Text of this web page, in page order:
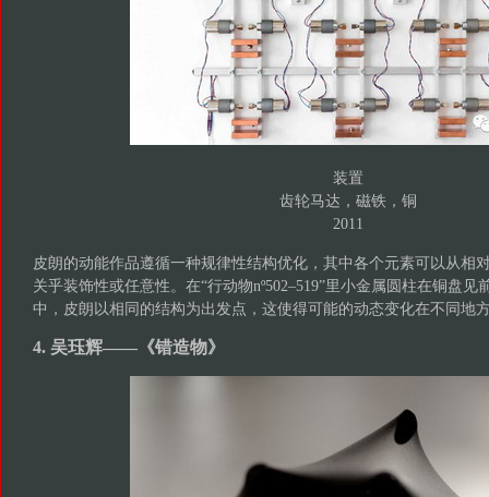
装置
齿轮马达，磁铁，铜
2011
皮朗的动能作品遵循一种规律性结构优化，其中各个元素可以从相
关乎装饰性或任意性。在“行动物nº502–519”里小金属圆柱在铜盘
中，皮朗以相同的结构为出发点，这使得可能的动态变化在不同地
4. 吴珏辉——《错造物》